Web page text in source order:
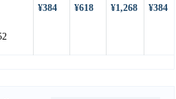
¥384 ¥618 ¥1,268 ¥384